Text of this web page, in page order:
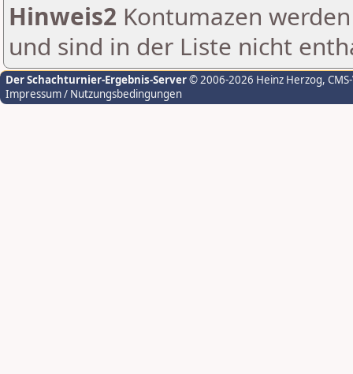
Hinweis2 Kontumazen
und sind in der Liste nicht
Der Schachturnier-Ergebnis-Server© 2006-2026 Heinz Herzog,
Impressum / Nutzungsbedingungen